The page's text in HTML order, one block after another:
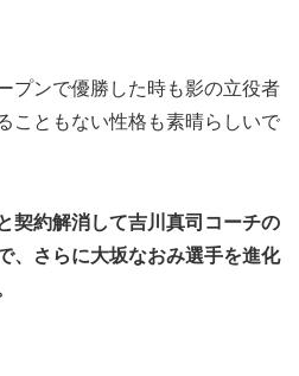
プンで優勝した時も影の立役者
こともない性格も素晴らしいで
契約解消して吉川真司コーチの
、さらに大坂なおみ選手を進化